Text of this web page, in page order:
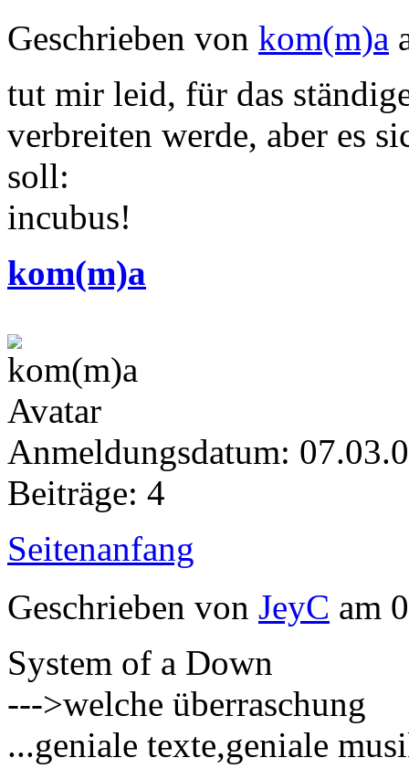
Geschrieben von kom(m)a
tut mir leid, für das
verbreiten werde, aber es
soll:
incubus!
kom(m)a
Anmeldungsdatum:
Beiträge: 4
Seitenanfang
Geschrieben von JeyC am
System of a Down
--->welche überraschung
...geniale texte,geniale